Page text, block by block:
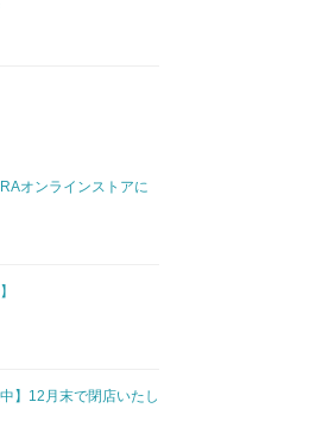
オンラインストアに
】12月末で閉店いたし